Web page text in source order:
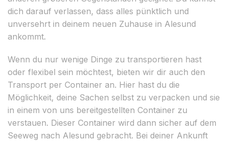
dich darauf verlassen, dass alles pünktlich und
unversehrt in deinem neuen Zuhause in Alesund
ankommt.
Wenn du nur wenige Dinge zu transportieren hast
oder flexibel sein möchtest, bieten wir dir auch den
Transport per Container an. Hier hast du die
Möglichkeit, deine Sachen selbst zu verpacken und sie
in einem von uns bereitgestellten Container zu
verstauen. Dieser Container wird dann sicher auf dem
Seeweg nach Alesund gebracht. Bei deiner Ankunft